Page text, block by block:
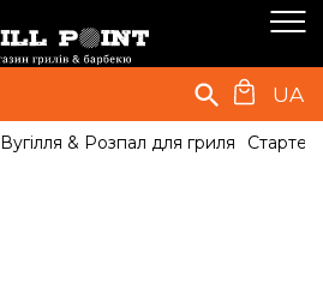
UA
Вугілля & Розпал для гриля